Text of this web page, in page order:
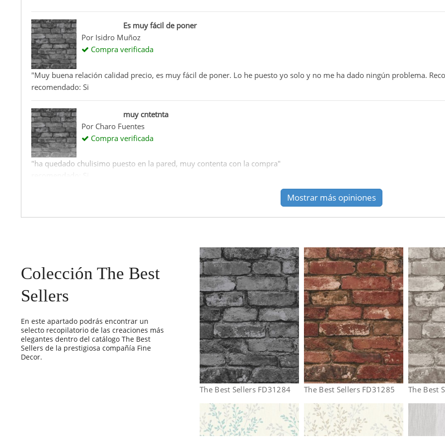
Es muy fácil de poner
Por Isidro Muñoz
Compra verificada
"Muy buena relación calidad precio, es muy fácil de poner. Lo he puesto yo solo y no me ha dado ningún problema.
recomendado: Si
muy cntetnta
Por Charo Fuentes
Compra verificada
"ha quedado chulisimo puesto en la pared, muy contenta con la compra"
Mostrar más opiniones
Colección The Best
Sellers
En este apartado podrás encontrar un
selecto recopilatorio de las creaciones más
elegantes dentro del catálogo The Best
Sellers de la prestigiosa compañía Fine
Decor.
The Best Sellers FD31284 The Best Sellers FD31285 The Best